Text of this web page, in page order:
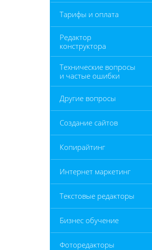
Тарифы и оплата
Редактор
конструктора
Технические вопросы
и частые ошибки
Другие вопросы
Создание сайтов
Копирайтинг
Интернет маркетинг
Текстовые редакторы
Бизнес обучение
Фоторедакторы